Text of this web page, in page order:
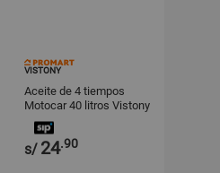
VISTONY
Aceite de 4 tiempos
Motocar 40 litros Vistony
s/ 24.90